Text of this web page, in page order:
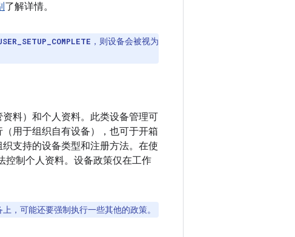
了解详情。
，则设备会被视为
料）和个人资料。此类设备管理可
用于组织自有设备），也可于开箱
支持的设备类型和注册方法。在使
控制个人资料。设备政策仅在工作
，可能还要强制执行一些其他的政策。